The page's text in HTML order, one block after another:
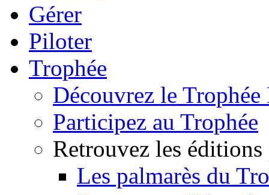
Gérer
Piloter
Trophée
Découvrez le
Participez au Trophée
Retrouvez les éditions
Les palmarès du